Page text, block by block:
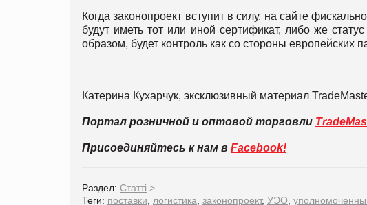
Когда законопроект вступит в силу, на сайте
будут иметь тот или иной сертификат, либо же
образом, будет контроль как со стороны европейских
Катерина Кухарчук, эксклюзивный материал
Портал розничной и оптовой торговли
Присоединяйтесь к нам в Facebook!
Раздел: Статті >
Теги: поставки логистика законопроект, УЭО